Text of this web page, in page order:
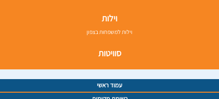
וילות
וילות למשפחות בצפון
סוויטות
עמוד ראשי